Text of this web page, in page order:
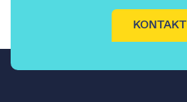
KONTAKT